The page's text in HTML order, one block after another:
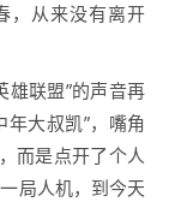
，从来没有离开
雄联盟”的声音再
大叔凯”，嘴角
而是点开了个人
局人机，到今天